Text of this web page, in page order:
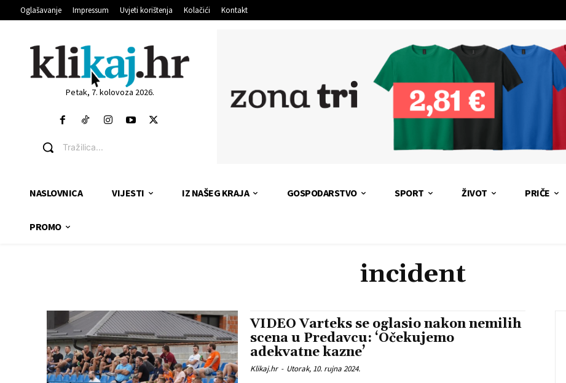
Oglašavanje Impressum Uvjeti korištenja Kolačići Kontakt
Petak, 7. kolovoza 2026.
Tražilica...
NASLOVNICA VIJESTI IZ NAŠEG KRAJA GOSPODARSTVO SPORT ŽIVOT PRIČE
PROMO
incident
VIDEO Varteks se oglasio nakon nemilih
scena u Predavcu: ‘Očekujemo
adekvatne kazne’
Klikaj.hr - Utorak, 10. rujna 2024.